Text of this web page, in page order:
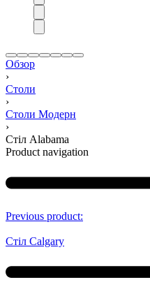
Обзор
›
Столи
›
Столи Модерн
›
Стіл Alabama
Product navigation
Previous product:
Стіл Calgary